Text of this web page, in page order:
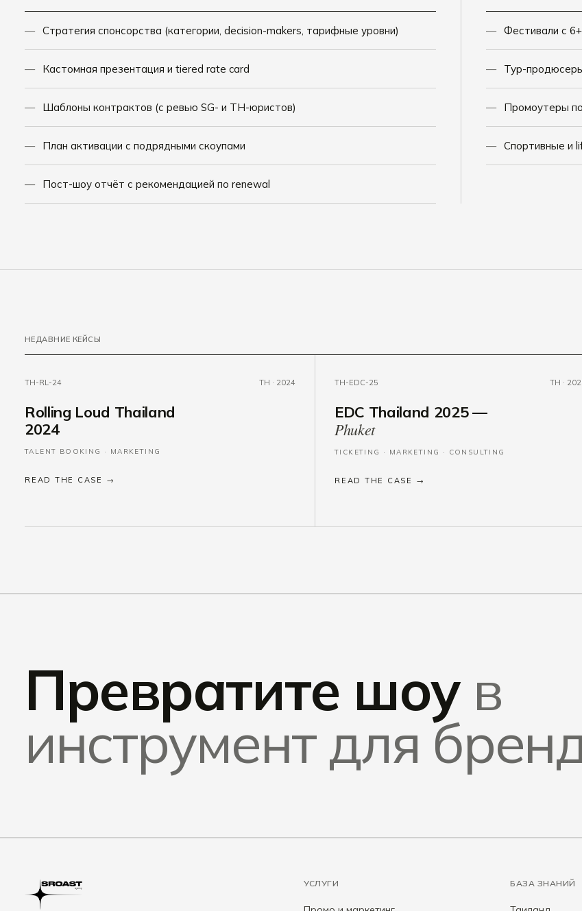
Стратегия спонсорства (категории, decision-makers, тарифные уровни)
Кастомная презентация и tiered rate card
Шаблоны контрактов (с ревью SG- и TH-юристов)
План активации с подрядными скоупами
Пост-шоу отчёт с рекомендацией по renewal
Фестивали с
Тур-
Промоутеры
Спортивные и
НЕДАВНИЕ КЕЙСЫ
TH-RL-24 TH · 2024
Rolling Loud Thailand
2024
TALENT BOOKING · MARKETING
READ THE CASE →
TH-EDC-25 TH ·
EDC Thailand 2025 —
Phuket
TICKETING · MARKETING · CONSULTING
READ THE CASE →
Превратите шоу в
инструмент для
УСЛУГИ БАЗА ЗНАНИЙ